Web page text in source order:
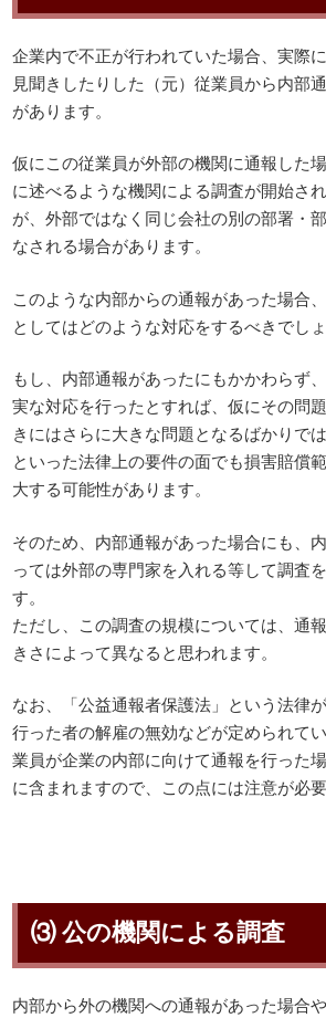
企業内で不正が行われていた場合、実際に
見聞きしたりした（元）従業員から内部
があります。
仮にこの従業員が外部の機関に通報した
に述べるような機関による調査が開始さ
が、外部ではなく同じ会社の別の部署・
なされる場合があります。
このような内部からの通報があった場合
としてはどのような対応をするべきでしょ
もし、内部通報があったにもかかわらず
実な対応を行ったとすれば、仮にその問
きにはさらに大きな問題となるばかりで
といった法律上の要件の面でも損害賠償
大する可能性があります。
そのため、内部通報があった場合にも、
っては外部の専門家を入れる等して調査
す。
ただし、この調査の規模については、通
きさによって異なると思われます。
なお、「公益通報者保護法」という法律
行った者の解雇の無効などが定められて
業員が企業の内部に向けて通報を行った
に含まれますので、この点には注意が必要
⑶ 公の機関による調査
内部から外の機関への通報があった場合